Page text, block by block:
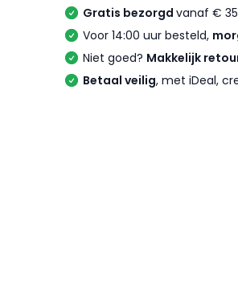
Gratis bezorgd vanaf € 35
Voor 14:00 uur besteld,
Niet goed? Makkelijk
Betaal veilig, met iDeal,